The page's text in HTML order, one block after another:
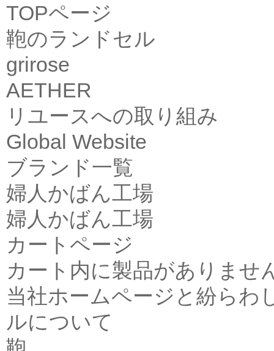
TOPページ
鞄のランドセル
grirose
AETHER
リユースへの取り組み
Global Website
ブランド一覧
婦人かばん工場
婦人かばん工場
カートページ
カート内に製品がありませ
当社ホームページと紛らわ
ルについて